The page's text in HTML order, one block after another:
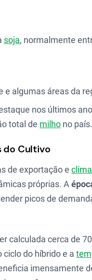
soja, normalmente
e algumas áreas da
nos últimos
total de milho no país.
do Cultivo
de exportação e clima
próprias. A
picos de
calculada cerca de
do híbrido e a
imensamente